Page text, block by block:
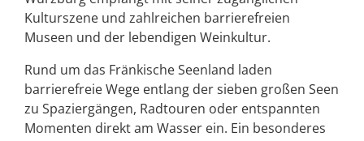
Kulturszene und zahlreichen barrierefreien
Museen und der lebendigen Weinkultur.
Rund um das Fränkische Seenland laden
barrierefreie Wege entlang der sieben großen Seen
zu Spaziergängen, Radtouren oder entspannten
Momenten direkt am Wasser ein. Ein besonderes